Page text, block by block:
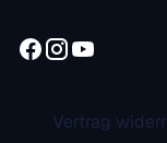
Vertrag